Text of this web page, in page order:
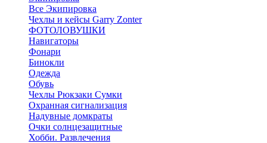
Все Экипировка
Чехлы и кейсы Garry Zonter
ФОТОЛОВУШКИ
Навигаторы
Фонари
Бинокли
Одежда
Обувь
Чехлы Рюкзаки Сумки
Охранная сигнализация
Надувные домкраты
Очки солнцезащитные
Хобби. Развлечения